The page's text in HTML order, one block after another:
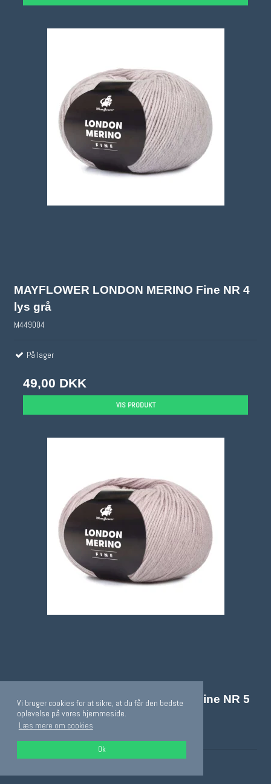
Vi bruger cookies for at sikre, at du får den bedste
oplevelse på vores hjemmeside.
Læs mere om cookies
Ok
MAYFLOWER LONDON MERINO Fine NR 4
lys grå
M449004
På lager
49,00 DKK
VIS PRODUKT
MAYFLOWER LONDON MERINO Fine NR 5
beige